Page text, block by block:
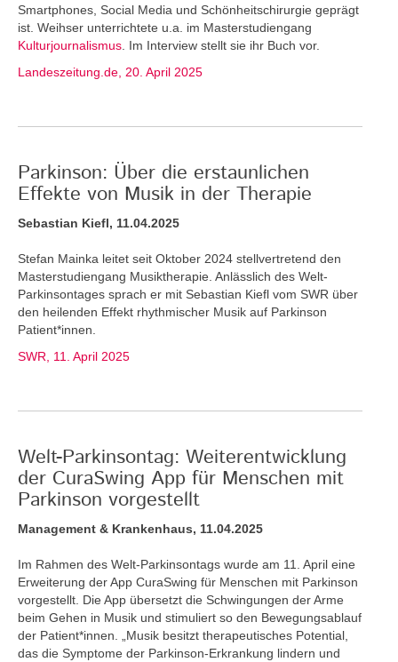
Smartphones, Social Media und Schönheitschirurgie geprägt
ist. Weihser unterrichtete u.a. im Masterstudiengang
Kulturjournalismus . Im Interview stellt sie ihr Buch vor.
Landeszeitung.de, 20. April 2025
Parkinson: Über die erstaunlichen
Effekte von Musik in der Therapie
Sebastian Kiefl, 11.04.2025
Stefan Mainka leitet seit Oktober 2024 stellvertretend den
Masterstudiengang Musiktherapie. Anlässlich des Welt-
Parkinsontages sprach er mit Sebastian Kiefl vom SWR über
den heilenden Effekt rhythmischer Musik auf Parkinson
Patient*innen.
SWR, 11. April 2025
Welt-Parkinsontag: Weiterentwicklung
der CuraSwing App für Menschen mit
Parkinson vorgestellt
Management & Krankenhaus, 11.04.2025
Im Rahmen des Welt-Parkinsontags wurde am 11. April eine
Erweiterung der App CuraSwing für Menschen mit Parkinson
vorgestellt. Die App übersetzt die Schwingungen der Arme
beim Gehen in Musik und stimuliert so den Bewegungsablauf
der Patient*innen. „Musik besitzt therapeutisches Potential,
das die Symptome der Parkinson-Erkrankung lindern und